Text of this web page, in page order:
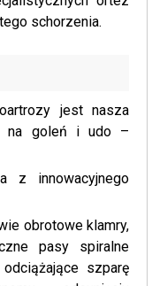
schorzenia.
jest nasza
na goleń i udo –
z innowacyjnego
obrotowe klamry,
pasy spiralne
szparę